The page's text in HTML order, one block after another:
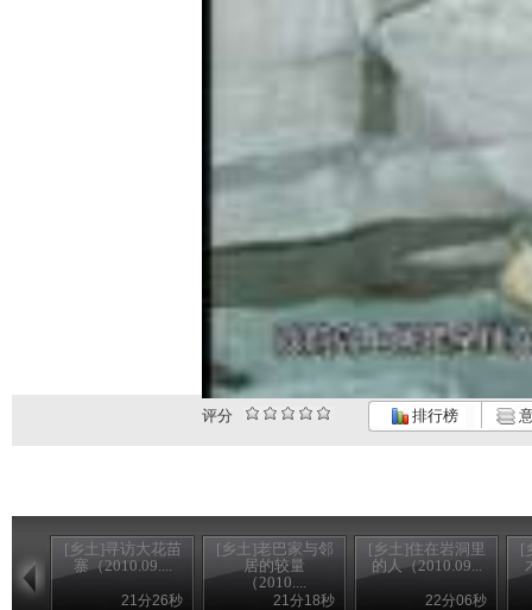
评分 排行榜
[乡土]寻访大花苗
寨（2010.09....
21分26秒
[乡土]老巴家与邻
居的较量
（2010....
21分18秒
[乡土]住在岩洞里
的人（2010.09...
22分06秒
[